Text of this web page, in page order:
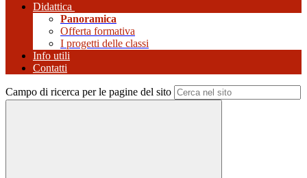
Didattica
Panoramica
Offerta formativa
I progetti delle classi
Info utili
Contatti
Campo di ricerca per le pagine del sito